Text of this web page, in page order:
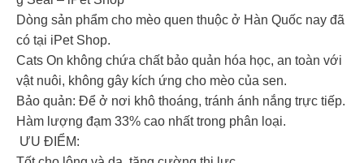
Dòng sản phẩm cho mèo quen thuộc ở Hàn Quốc nay đã
có tại iPet Shop.
Cats On không chứa chất bảo quản hóa học, an toàn với
vật nuôi, không gây kích ứng cho mèo của sen.
Bảo quản: Để ở nơi khô thoáng, tránh ánh nắng trực tiếp.
Hàm lượng đạm 33% cao nhất trong phân loại.
ƯU ĐIỂM: